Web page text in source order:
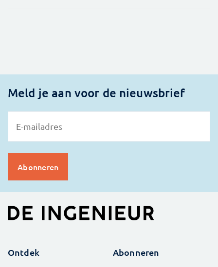
Meld je aan voor de nieuwsbrief
Ontdek Abonneren